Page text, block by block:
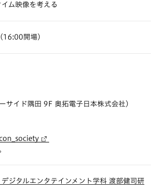
ム映像を考える
開場）
イド隅田 9F 奥拓電子日本株式会社）
ジタルエンタテインメント学科 渡部健司研